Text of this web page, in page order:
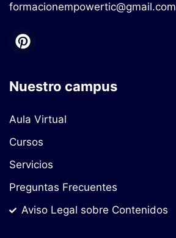
formacionempowertic@gmail.com
Nuestro campus
Aula Virtual
Cursos
Servicios
Preguntas Frecuentes
Aviso Legal sobre Contenidos